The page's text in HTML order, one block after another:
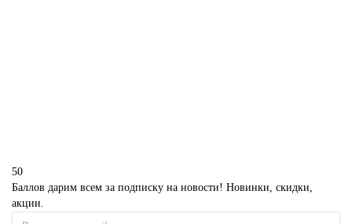
50
Баллов дарим всем за подписку на новости! Новинки, скидки,
акции.